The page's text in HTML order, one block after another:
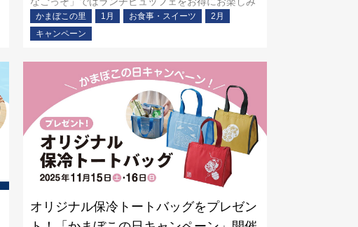
いただけるよう、60歳以上のゆうゆう割サービスを
1月20日（火）～2月27日（金）の平日限定で実施い
ールでご褒美ランチを楽しんでみませんか？
かまぼこの里 1月 お食事・スイーツ
2月
キャンペーン
オリジナル保冷トートバッグをプレゼン